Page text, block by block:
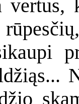
vertus,